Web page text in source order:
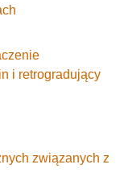
i retrogradujący
związanych z